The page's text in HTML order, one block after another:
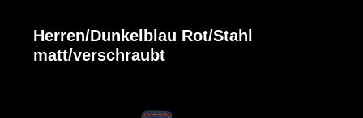
Herren/Dunkelblau Rot/Stahl
matt/verschraubt